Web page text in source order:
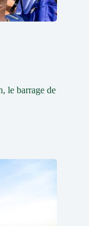
le barrage de